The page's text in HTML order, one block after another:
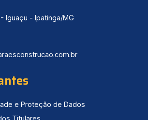
Iguaçu - Ipatinga/MG
e Proteção de Dados
Titulares